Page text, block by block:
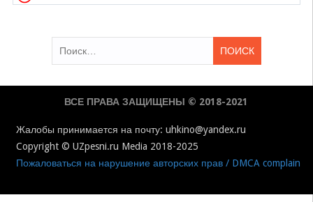
ВСЕ ПРАВА ЗАЩИЩЕНЫ © 2018-2021
Жалобы принимается на почту: uhkino@yandex.ru
Copyright © UZpesni.ru Media 2018-2025
Пожаловаться на нарушение авторских прав / DMCA complain